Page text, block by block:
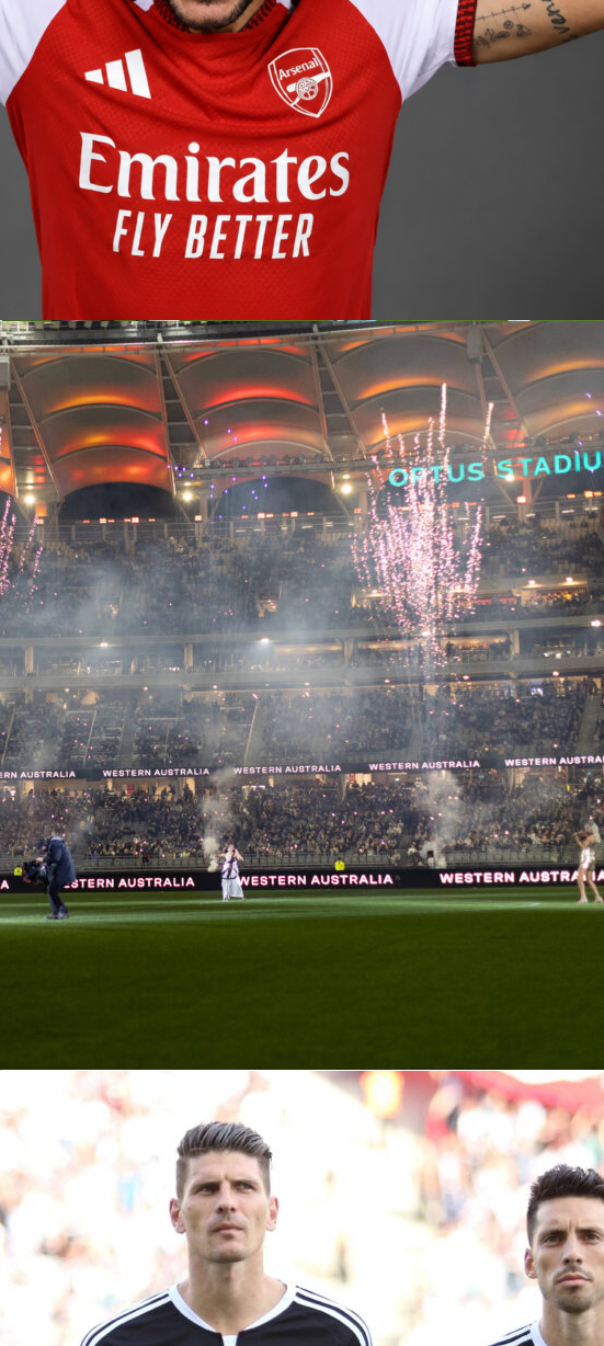
LaCoppa del Mondo FIFA 2026è ormai alle porte e l’Arabia Saudita
rappresenta una delle storie più intriganti della zona AFC. Superato lo
di gigante regionale, la nazione è oggi il volto di una massiccia rivoluzione
calcistica statale. Conosciuti come i “Falchi Verdi”, i sauditi non giocano più
solo con estro tecnico, ma con una coraggiosa ostinatezza collettiva che
tempo mancava. Sotto le luci del Nord America, non arrivano per
partecipare, ma per scardinare gli equilibri.
Il loro stile? Rapido, tecnico e incredibilmente intrepido, spesso pronti a
con icone globali, acquisendo una brillantezza professionale e una tenuta
fisica che hanno finalmente eguagliato il loro talento naturale.
Miglior giocatore: Salem Al-Dawsari (ala, Al-Hilal)
Salem Al-Dawsari
è “Il Mago” e, a 34 anni, è l’indiscutibile cuore pulsante di
questa squadra. Chi ha seguito il Mondiale 2022 sa esattamente di cosa sia
capace: il suo gol a giro contro l’Argentina è stato una lezione magistrale di
freddezza. È il ponte tra la vecchia guardia e la nuova “Generazione d’Oro”.